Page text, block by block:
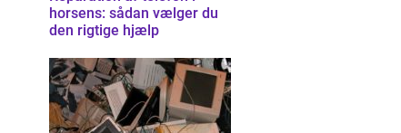
horsens: sådan vælger du
den rigtige hjælp